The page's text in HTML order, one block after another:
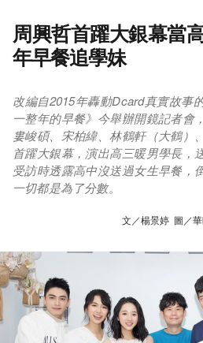
周興哲首躍大銀幕當
年早餐追學妹
改編自2015年轟動Dcard真實故事
一整年的早餐》今舉辦開鏡記者會
婁峻碩、宋柏緯、林鶴軒（大鶴）
首躍大銀幕，演出高三暖男學長，
受訪時透露高中沒送過女生早餐，
一切都是為了分數。
文／楊景婷 圖／